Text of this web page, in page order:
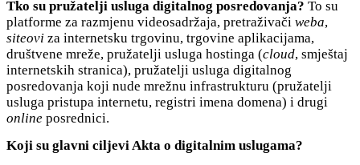
Tko su pružatelji usluga digitalnog posredovanja? To su
platforme za razmjenu videosadržaja, pretraživači weba,
siteovi za internetsku trgovinu, trgovine aplikacijama,
društvene mreže, pružatelji usluga hostinga (cloud, smještaj
internetskih stranica), pružatelji usluga digitalnog
posredovanja koji nude mrežnu infrastrukturu (pružatelji
usluga pristupa internetu, registri imena domena) i drugi
online posrednici.
Koji su glavni ciljevi Akta o digitalnim uslugama?